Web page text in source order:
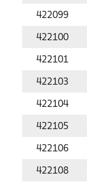
422099
422100
422101
422103
422104
422105
422106
422108